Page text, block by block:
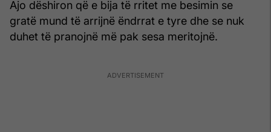
Ajo dëshiron që e bija të rritet me besimin se
gratë mund të arrijnë ëndrrat e tyre dhe se nuk
duhet të pranojnë më pak sesa meritojnë.